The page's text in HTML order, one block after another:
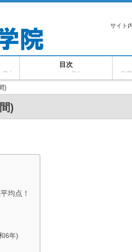
サイト
内
目次
このサイトの目次です 駿
)
)
均点！
6年)